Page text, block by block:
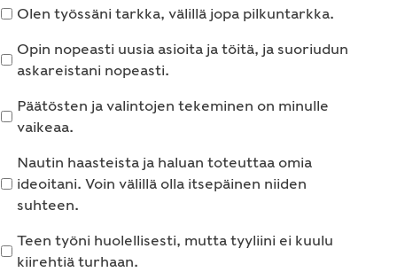
Olen työssäni tarkka, välillä jopa pilkuntarkka.
Opin nopeasti uusia asioita ja töitä, ja suoriudun
askareistani nopeasti.
Päätösten ja valintojen tekeminen on minulle
vaikeaa.
Nautin haasteista ja haluan toteuttaa omia
ideoitani. Voin välillä olla itsepäinen niiden
suhteen.
Teen työni huolellisesti, mutta tyyliini ei kuulu
kiirehtiä turhaan.